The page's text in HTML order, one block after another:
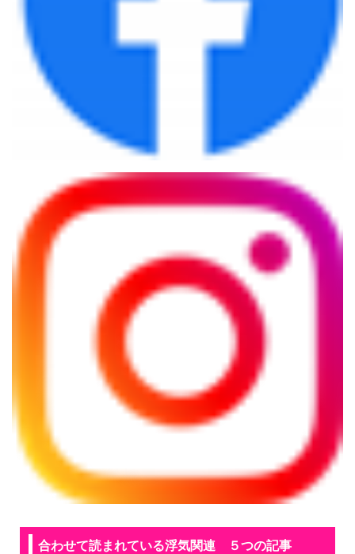
合わせて読まれている浮気関連 ５つの記事